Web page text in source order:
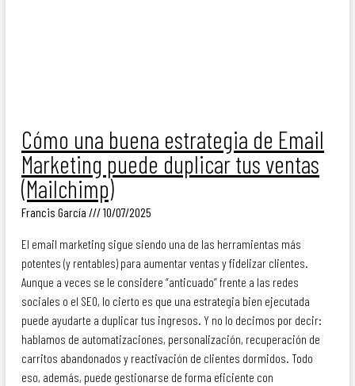
Cómo una buena estrategia de Email
Marketing puede duplicar tus ventas
(Mailchimp)
Francis García 10/07/2025
El email marketing sigue siendo una de las herramientas más
potentes (y rentables) para aumentar ventas y fidelizar clientes.
Aunque a veces se le considere “anticuado” frente a las redes
sociales o el SEO, lo cierto es que una estrategia bien ejecutada
puede ayudarte a duplicar tus ingresos. Y no lo decimos por decir:
hablamos de automatizaciones, personalización, recuperación de
carritos abandonados y reactivación de clientes dormidos. Todo
eso, además, puede gestionarse de forma eficiente con